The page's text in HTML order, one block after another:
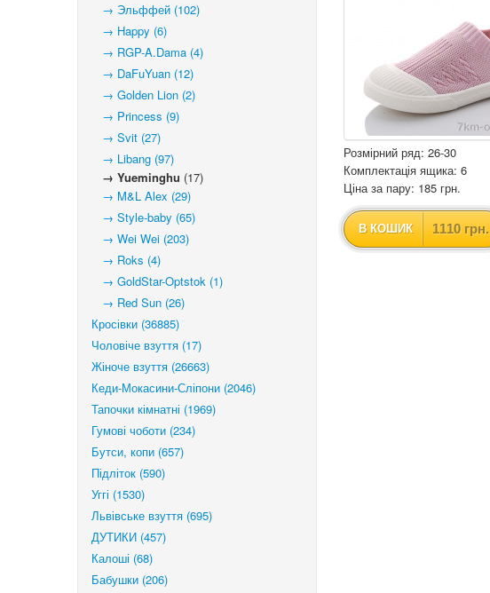
→ Эльффей (102)
→ Happy (6)
→ RGP-A.Dama (4)
→ DaFuYuan (12)
→ Golden Lion (2)
→ Princess (9)
→ Svit (27)
→ Libang (97)
→ Yueminghu (17)
→ M&L Alex (29)
→ Style-baby (65)
→ Wei Wei (203)
→ Roks (4)
→ GoldStar-Optstok (1)
→ Red Sun (26)
Кросівки (36885)
Чоловіче взуття (17)
Жіноче взуття (26663)
Кеди-Мокасини-Сліпони (2046)
Тапочки кімнатні (1969)
Гумові чоботи (234)
Бутси, копи (657)
Підліток (590)
Уггі (1530)
Львівське взуття (695)
ДУТИКИ (457)
Калоші (68)
Бабушки (206)
Розмірний ряд: 26-30
Комплектація ящика: 6
Ціна за пару: 185 грн.
В КОШИК 1110 грн.